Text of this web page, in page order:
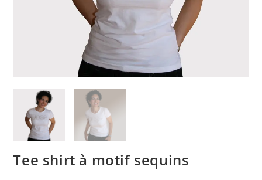
Tee shirt à motif sequins